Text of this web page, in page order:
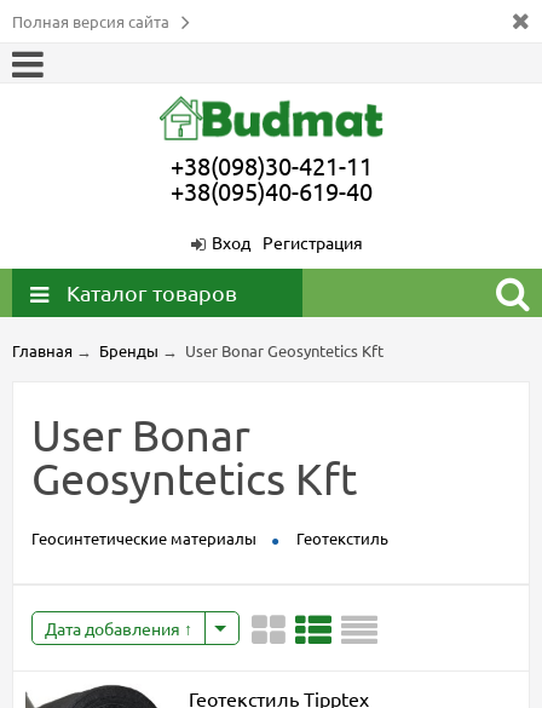
Полная версия сайта
+38(098)30-421-11
+38(095)40-619-40
Вход Регистрация
Каталог товаров
Главная → Бренды → User Bonar Geosyntetics Kft
User Bonar
Geosyntetics Kft
Геосинтетические материалы Геотекстиль
Дата добавления
Геотекстиль Tipptex